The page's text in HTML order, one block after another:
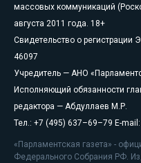
массовых коммуникаций
августа 2011 года. 18+
Свидетельство о
46097
Учредитель — АНО
Исполняющий обязанности
редактора — Абдуллаев М.Р.
Тел.: +7 (495) 637–69–79 E-mail:
«Парламентская газета» -
Федерального Собрания РФ.